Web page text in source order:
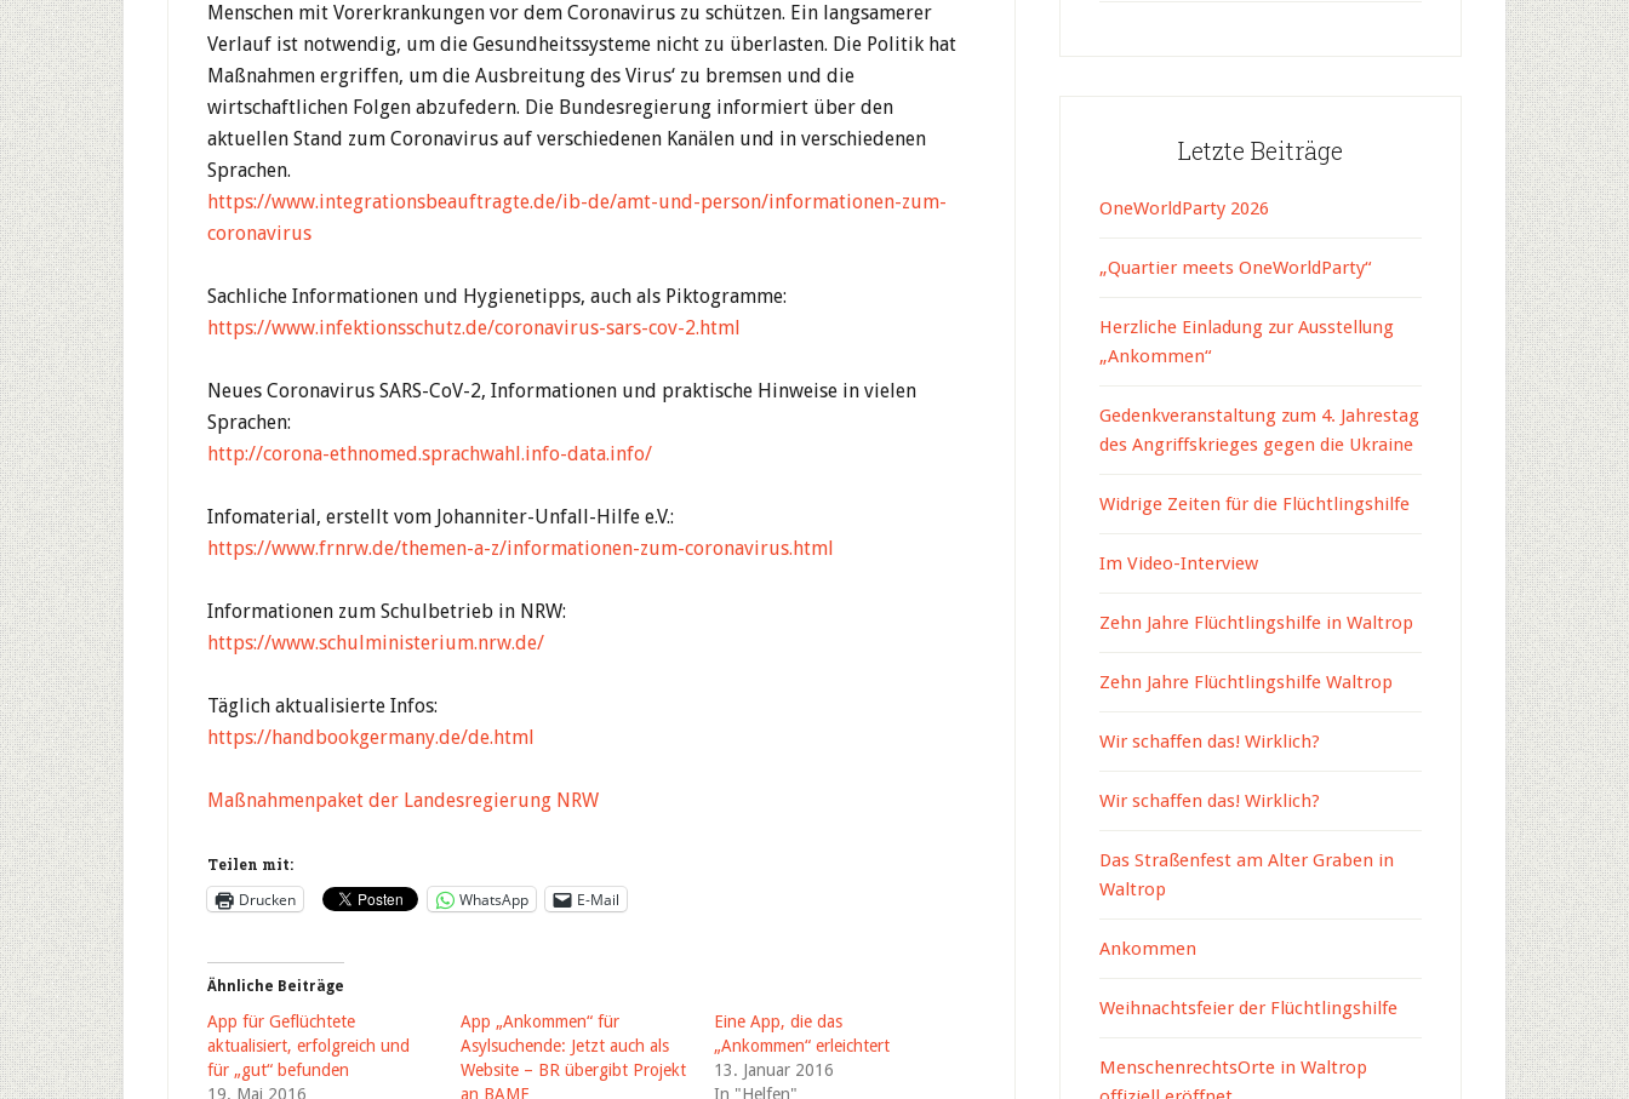
Menschen mit Vorerkrankungen vor dem Coronavirus zu schützen. Ein langsamerer
Verlauf ist notwendig, um die Gesundheitssysteme nicht zu überlasten. Die Politik hat
Maßnahmen ergriffen, um die Ausbreitung des Virus‘ zu bremsen und die
wirtschaftlichen Folgen abzufedern. Die Bundesregierung informiert über den
aktuellen Stand zum Coronavirus auf verschiedenen Kanälen und in verschiedenen
Sprachen.
https://www.integrationsbeauftragte.de/ib-de/amt-und-person/informationen-zum-
coronavirus
Sachliche Informationen und Hygienetipps, auch als Piktogramme:
https://www.infektionsschutz.de/coronavirus-sars-cov-2.html
Neues Coronavirus SARS-CoV-2, Informationen und praktische Hinweise in vielen
Sprachen:
http://corona-ethnomed.sprachwahl.info-data.info/
Infomaterial, erstellt vom Johanniter-Unfall-Hilfe e.V.:
https://www.frnrw.de/themen-a-z/informationen-zum-coronavirus.html
Informationen zum Schulbetrieb in NRW:
https://www.schulministerium.nrw.de/
Täglich aktualisierte Infos:
https://handbookgermany.de/de.html
Maßnahmenpaket der Landesregierung NRW
Teilen mit:
Drucken WhatsApp E-Mail
Ähnliche Beiträge
App für Geflüchtete
aktualisiert, erfolgreich und
für „gut“ befunden
19. Mai 2016
App „Ankommen“ für
Asylsuchende: Jetzt auch als
Website – BR übergibt Projekt
an BAMF
Eine App, die das
„Ankommen“ erleichtert
13. Januar 2016
In "Helfen"
Letzte Beiträge
OneWorldParty 2026
„Quartier meets OneWorldParty“
Herzliche Einladung zur Ausstellung
„Ankommen“
Gedenkveranstaltung zum 4. Jahrestag
des Angriffskrieges gegen die Ukraine
Widrige Zeiten für die Flüchtlingshilfe
Im Video-Interview
Zehn Jahre Flüchtlingshilfe in Waltrop
Zehn Jahre Flüchtlingshilfe Waltrop
Wir schaffen das! Wirklich?
Wir schaffen das! Wirklich?
Das Straßenfest am Alter Graben in
Waltrop
Ankommen
Weihnachtsfeier der Flüchtlingshilfe
MenschenrechtsOrte in Waltrop